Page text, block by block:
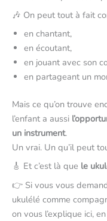
🎶 On peut tout à fait
en chantant,
en écoutant,
en jouant avec son
en partageant un
Mais ce qu’on trouve
l’enfant a aussi
un instrument.
Un vrai. Un qu’il peut
🎸 Et c’est là que le
👉 Si vous vous
ukulélé comme
on vous l’explique ici,